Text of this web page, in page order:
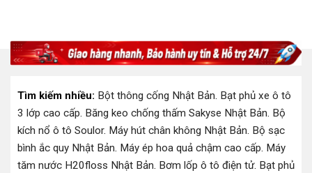
Tìm kiếm nhiều: Bột thông cống Nhật Bản. Bạt phủ xe ô tô
3 lớp cao cấp. Băng keo chống thấm Sakyse Nhật Bản. Bộ
kích nổ ô tô Soulor. Máy hút chân không Nhật Bản. Bộ sạc
bình ắc quy Nhật Bản. Máy ép hoa quả chậm cao cấp. Máy
tăm nước H20floss Nhật Bản. Bơm lốp ô tô điện tử. Bạt phủ